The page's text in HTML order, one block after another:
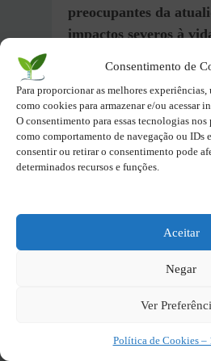
Consentimento de
Para proporcionar as melhores
como cookies para armazenar e/ou acessar
O consentimento para essas tecnologias
como comportamento de navegação ou IDs
consentir ou retirar o consentimento pode
determinados recursos e funções.
Aceitar
Negar
Ver
Política de Cookies –
preocupantes da
impactos severos à
partículas de plástico,
5mm, que podem se
diversas fontes, como:
plásticos se
liberando
Principalmente, os
primários que são
como em cosméticos,